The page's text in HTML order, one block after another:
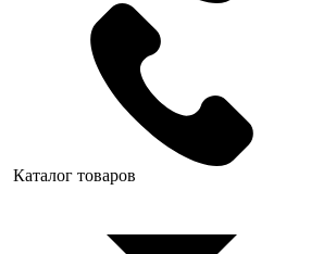
Каталог товаров